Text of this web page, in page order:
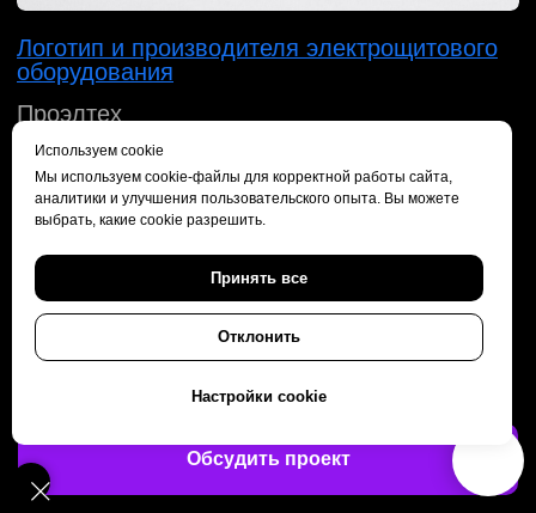
Дизайн упаковки для авиакомпании
Обсудить проект
Используем cookie
Мы используем cookie-файлы для корректной работы сайта,
аналитики и улучшения пользовательского опыта. Вы можете
выбрать, какие cookie разрешить.
Принять все
Отклонить
Настройки cookie